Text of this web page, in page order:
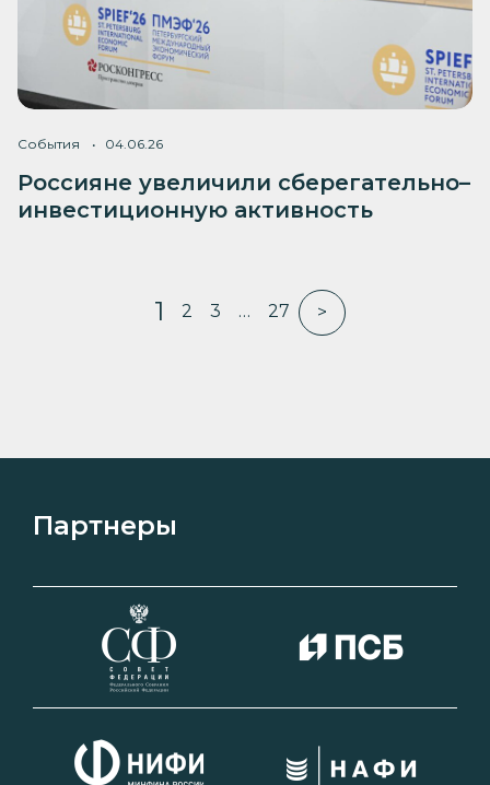
События 04.06.26
Россияне увеличили сберегательно–
инвестиционную активность
1 2 3 … 27 >
Партнеры